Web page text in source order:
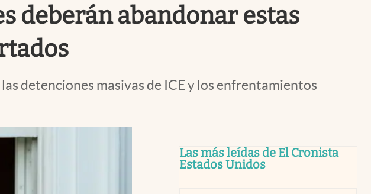
deberán abandonar estas
detenciones masivas de ICE y los enfrentamientos
Las más leídas de El Cronista
Estados Unidos